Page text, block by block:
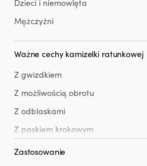
120 kg i więcej
Dzieci i niemowlęta
Mężczyźni
Ważne cechy kamizelki ratunkowej
Z gwizdkiem
Z możliwością obrotu
Z odblaskami
Z paskiem krokowym
Z pierścieniem do wyłącznika
bezpieczeństwa
Zastosowanie